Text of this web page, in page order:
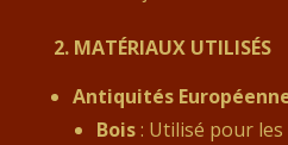
2. MATÉRIAUX UTILISÉS
Antiquités
Bois: Utilisé pour